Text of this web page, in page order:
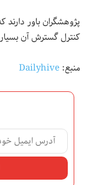
پژوهشگران باور
کنترل گسترش آن
منبع:Dailyhive